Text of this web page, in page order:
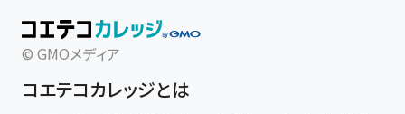
© GMOメディア
コエテコカレッジとは